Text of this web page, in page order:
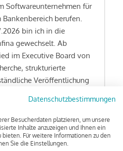
Softwareunternehmen für
berufen.
bin ich in die
gewechselt. Ab
im Executive Board von
strukturierte
Veröffentlichung
den wesentlichen
Funktion.
Datenschutzbestimmungen
Besucherdaten platzieren, um unsere
Inhalte anzuzeigen und Ihnen ein
Für weitere Informationen zu den
Sie die Einstellungen.